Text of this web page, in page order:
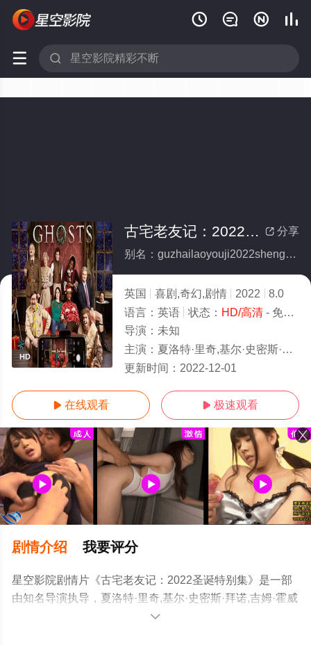
   
 
HD
 分享
古宅老友记：2022圣诞特别集
别名：guzhailaoyouji2022shengdantebieji
英国 喜剧,奇幻,剧情 2022
8.0
语言： 英语 状态： HD/高清- 免费在线观看
导演： 未知
主演： 夏洛特·里奇,基尔·史密斯·拜诺,吉姆·霍威克,马修·贝恩顿,洛利·阿德福普,西蒙·法纳比,玛莎·豪-道格拉斯
更新时间： 2022-12-01
 在线观看  极速观看
剧情介绍 我要评分
星空影院剧情片《古宅老友记：2022圣诞特别集》是一部
由知名导演执导，夏洛特·里奇,基尔·史密斯·拜诺,吉姆·霍威
克,马修·贝恩顿,洛利·阿德福普,西蒙·法纳比,玛莎·豪-道格拉
